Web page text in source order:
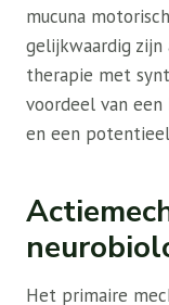
mucuna
gelijkwaardig zijn
therapie met
voordeel van
en een
Het primaire